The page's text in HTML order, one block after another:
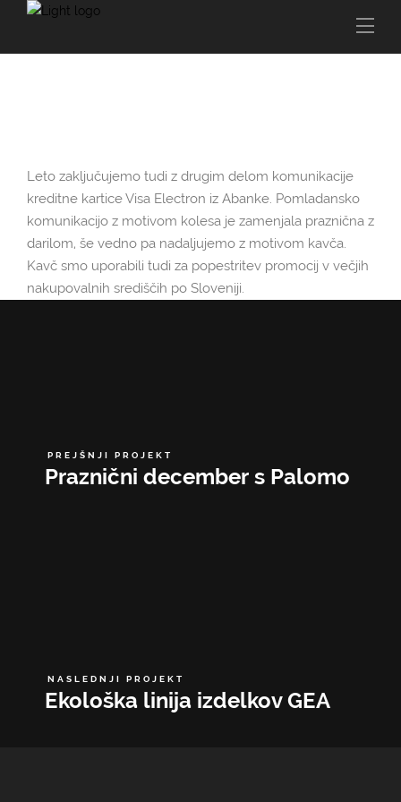
Leto zaključujemo tudi z drugim delom komunikacije
kreditne kartice Visa Electron iz Abanke. Pomladansko
komunikacijo z motivom kolesa je zamenjala praznična z
darilom, še vedno pa nadaljujemo z motivom kavča.
Kavč smo uporabili tudi za popestritev promocij v večjih
nakupovalnih središčih po Sloveniji.
PREJŠNJI PROJEKT
Praznični december s Palomo
NASLEDNJI PROJEKT
Ekološka linija izdelkov GEA